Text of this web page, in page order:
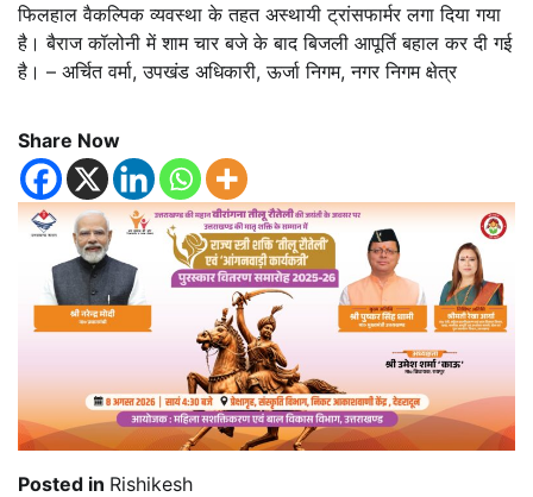
फिलहाल वैकल्पिक व्यवस्था के तहत अस्थायी ट्रांसफार्मर लगा दिया गया
है। बैराज कॉलोनी में शाम चार बजे के बाद बिजली आपूर्ति बहाल कर दी गई
है। – अर्चित वर्मा, उपखंड अधिकारी, ऊर्जा निगम, नगर निगम क्षेत्र
Share Now
Posted in Rishikesh